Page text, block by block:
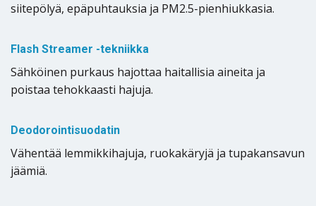
siitepölyä, epäpuhtauksia ja PM2.5-pienhiukkasia.
Flash Streamer -tekniikka
Sähköinen purkaus hajottaa haitallisia aineita ja
poistaa tehokkaasti hajuja.
Deodorointisuodatin
Vähentää lemmikkihajuja, ruokakäryjä ja tupakansavun
jäämiä.